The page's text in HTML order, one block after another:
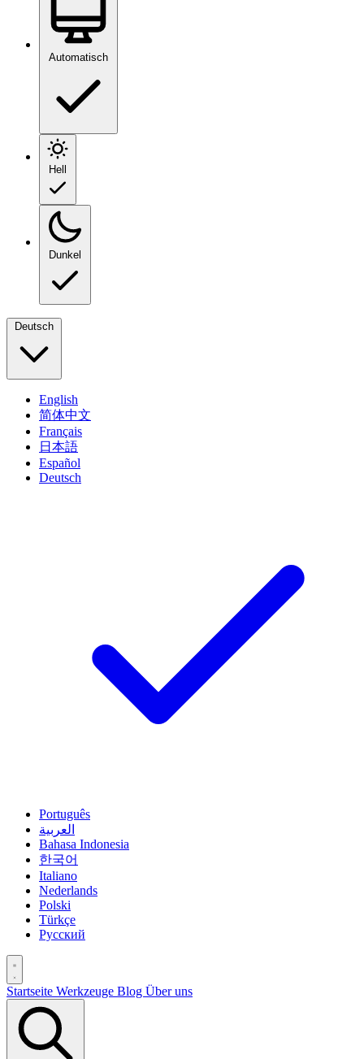
Automatisch
Hell
Dunkel
Deutsch
English
简体中文
Français
日本語
Español
Deutsch
Português
العربية
Bahasa Indonesia
한국어
Italiano
Nederlands
Polski
Türkçe
Русский
Startseite Werkzeuge Blog Über uns